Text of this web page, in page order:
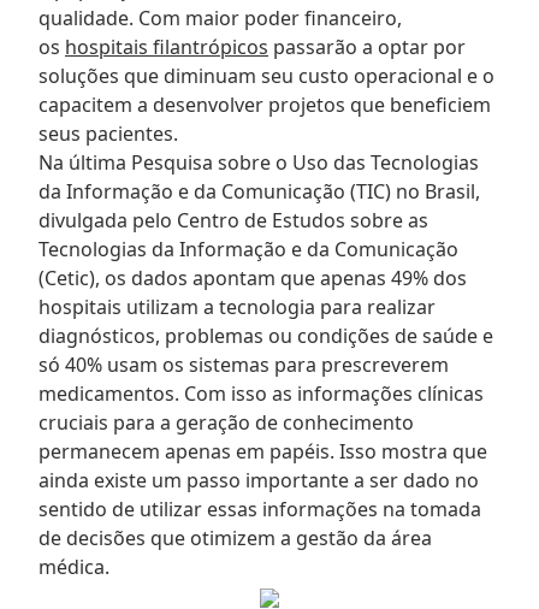
qualidade. Com maior poder financeiro,
os hospitais filantrópicos passarão a optar por
soluções que diminuam seu custo operacional e o
capacitem a desenvolver projetos que beneficiem
seus pacientes.
Na última Pesquisa sobre o Uso das Tecnologias
da Informação e da Comunicação (TIC) no Brasil,
divulgada pelo Centro de Estudos sobre as
Tecnologias da Informação e da Comunicação
(Cetic), os dados apontam que apenas 49% dos
hospitais utilizam a tecnologia para realizar
diagnósticos, problemas ou condições de saúde e
só 40% usam os sistemas para prescreverem
medicamentos. Com isso as informações clínicas
cruciais para a geração de conhecimento
permanecem apenas em papéis. Isso mostra que
ainda existe um passo importante a ser dado no
sentido de utilizar essas informações na tomada
de decisões que otimizem a gestão da área
médica.